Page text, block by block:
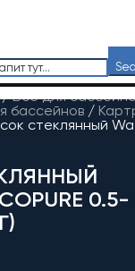
Все для
бассейнов /
стеклянный
0.5-